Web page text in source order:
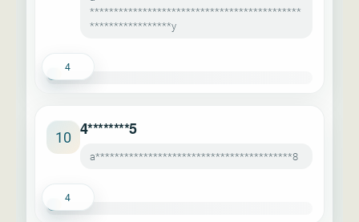
********************************************
*****************y
4
10 4********5
a*****************************************8
4